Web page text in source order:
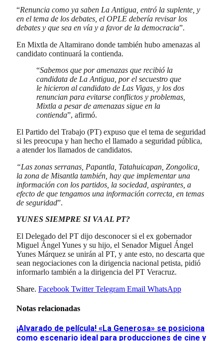
“Renuncia como ya saben La Antigua, entró la suplente, y
en el tema de los debates, el OPLE debería revisar los
debates y que sea en vía y a favor de la democracia”.
En Mixtla de Altamirano donde también hubo amenazas al
candidato continuará la contienda.
“Sabemos que por amenazas que recibió la
candidata de La Antigua, por el secuestro que
le hicieron al candidato de Las Vigas, y los dos
renuncian para evitarse conflictos y problemas,
Mixtla a pesar de amenazas sigue en la
contienda”, afirmó.
El Partido del Trabajo (PT) expuso que el tema de seguridad
si les preocupa y han hecho el llamado a seguridad pública,
a atender los llamados de candidatos.
“Las zonas serranas, Papantla, Tatahuicapan, Zongolica,
la zona de Misantla también, hay que implementar una
información con los partidos, la sociedad, aspirantes, a
efecto de que tengamos una información correcta, en temas
de seguridad”.
YUNES SIEMPRE SI VA AL PT?
El Delegado del PT dijo desconocer si el ex gobernador
Miguel Ángel Yunes y su hijo, el Senador Miguel Ángel
Yunes Márquez se unirán al PT, y ante esto, no descarta que
sean negociaciones con la dirigencia nacional petista, pidió
informarlo también a la dirigencia del PT Veracruz.
Share. Facebook Twitter Telegram Email WhatsApp
Notas relacionadas
¡Alvarado de película! «La Generosa» se posiciona
como escenario ideal para producciones de cine y